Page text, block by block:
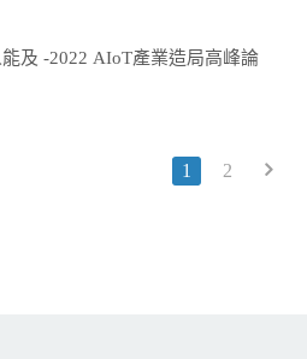
及 -2022 AIoT產業造局高峰論
1 2